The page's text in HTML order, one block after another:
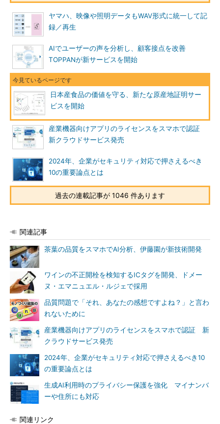
ヤマハ、映像や照明データもWAV形式に統一して記
録／再生
AIでユーザーの声を分析し、顧客接点を改善
TOPPANが新サービスを開始
日本産食品の価値を守る、新たな原産地証明サー
ビスを開始
産業機器向けアプリのライセンスをスマホで認証
新クラウドサービス発売
2024年、企業がセキュリティ対応で押さえるべき
10の重要論点とは
過去の連載記事が 1046 件あります
関連記事
茶葉の品質をスマホでAI分析、伊藤園が新技術開発
ワインの不正開栓を検知するICタグを開発、ドメー
ヌ・エマニュエル・ルジェで採用
品質問題で「それ、あなたの感想ですよね？」と言わ
れないために
産業機器向けアプリのライセンスをスマホで認証 新
クラウドサービス発売
2024年、企業がセキュリティ対応で押さえるべき10
の重要論点とは
生成AI利用時のプライバシー保護を強化 マイナンバ
ーや住所にも対応
関連リンク